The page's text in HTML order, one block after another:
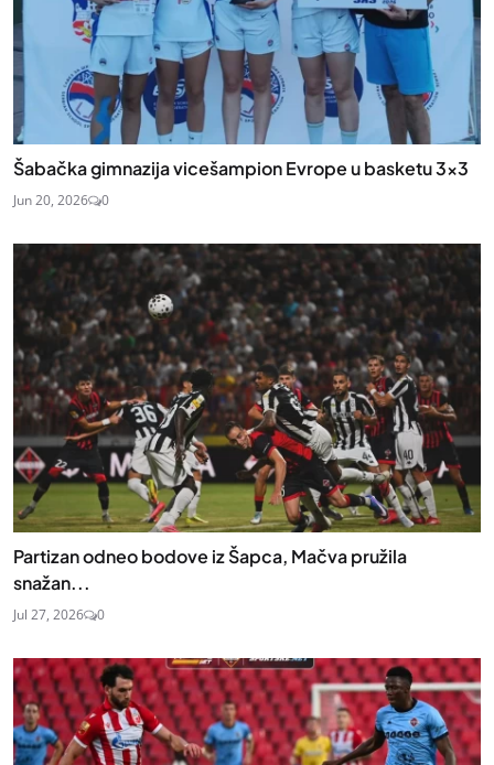
Šabačka gimnazija vicešampion Evrope u basketu 3×3
Jun 20, 2026 0
Partizan odneo bodove iz Šapca, Mačva pružila
snažan...
Jul 27, 2026 0